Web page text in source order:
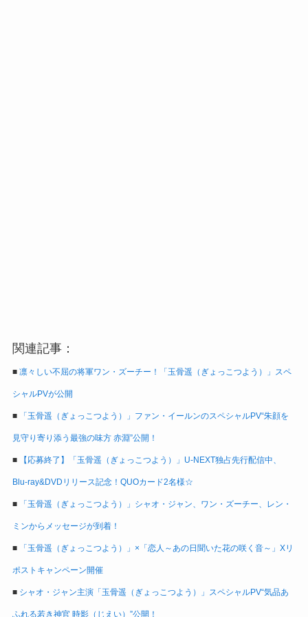
関連記事：
■ 凛々しい不屈の将軍ワン・ズーチー！「玉骨遥（ぎょっこつよう）」スペ
シャルPVが公開
■ 「玉骨遥（ぎょっこつよう）」ファン・イールンのスペシャルPV“朱顔を
見守り寄り添う最強の味方 赤淵”公開！
■ 【応募終了】「玉骨遥（ぎょっこつよう）」U-NEXT独占先行配信中、
Blu-ray&DVDリリース記念！QUOカード2名様☆
■ 「玉骨遥（ぎょっこつよう）」シャオ・ジャン、ワン・ズーチー、レン・
ミンからメッセージが到着！
■ 「玉骨遥（ぎょっこつよう）」×「恋人～あの日聞いた花の咲く音～」Xリ
ポストキャンペーン開催
■ シャオ・ジャン主演「玉骨遥（ぎょっこつよう）」スペシャルPV“気品あ
ふれる若き神官 時影（じえい）”公開！